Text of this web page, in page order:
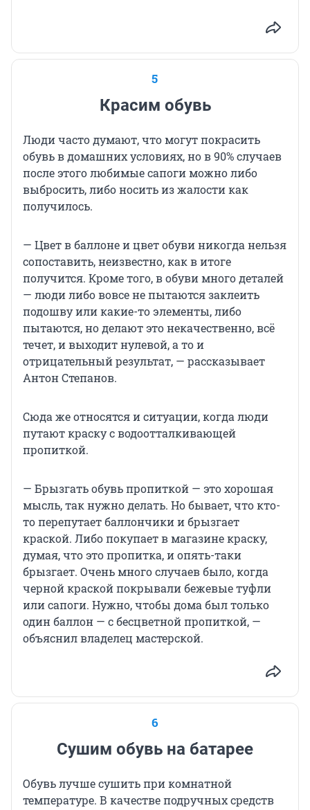
5
Красим обувь
Люди часто думают, что могут покрасить
обувь в домашних условиях, но в 90% случаев
после этого любимые сапоги можно либо
выбросить, либо носить из жалости как
получилось.
— Цвет в баллоне и цвет обуви никогда нельзя
сопоставить, неизвестно, как в итоге
получится. Кроме того, в обуви много деталей
— люди либо вовсе не пытаются заклеить
подошву или какие-то элементы, либо
пытаются, но делают это некачественно, всё
течет, и выходит нулевой, а то и
отрицательный результат, — рассказывает
Антон Степанов.
Сюда же относятся и ситуации, когда люди
путают краску с водоотталкивающей
пропиткой.
— Брызгать обувь пропиткой — это хорошая
мысль, так нужно делать. Но бывает, что кто-
то перепутает баллончики и брызгает
краской. Либо покупает в магазине краску,
думая, что это пропитка, и опять-таки
брызгает. Очень много случаев было, когда
черной краской покрывали бежевые туфли
или сапоги. Нужно, чтобы дома был только
один баллон — с бесцветной пропиткой, —
объяснил владелец мастерской.
6
Сушим обувь на батарее
Обувь лучше сушить при комнатной
температуре. В качестве подручных средств